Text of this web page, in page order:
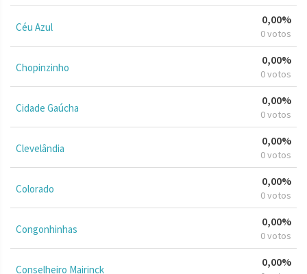
Céu Azul
0,00%
0 votos
Chopinzinho
0,00%
0 votos
Cidade Gaúcha
0,00%
0 votos
Clevelândia
0,00%
0 votos
Colorado
0,00%
0 votos
Congonhinhas
0,00%
0 votos
Conselheiro Mairinck
0,00%